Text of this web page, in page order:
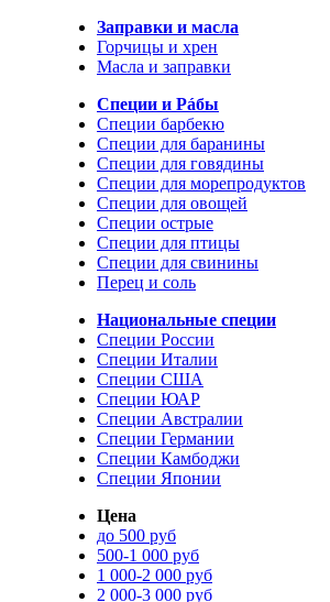
Заправки и масла
Горчицы и хрен
Масла и заправки
Специи и Рáбы
Специи барбекю
Специи для баранины
Специи для говядины
Специи для морепродуктов
Специи для овощей
Специи острые
Специи для птицы
Специи для свинины
Перец и соль
Национальные специи
Специи России
Специи Италии
Специи США
Специи ЮАР
Специи Австралии
Специи Германии
Специи Камбоджи
Специи Японии
Цена
до 500 руб
500-1 000 руб
1 000-2 000 руб
2 000-3 000 руб